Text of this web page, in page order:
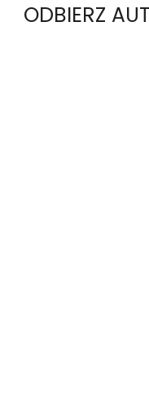
ODBIERZ